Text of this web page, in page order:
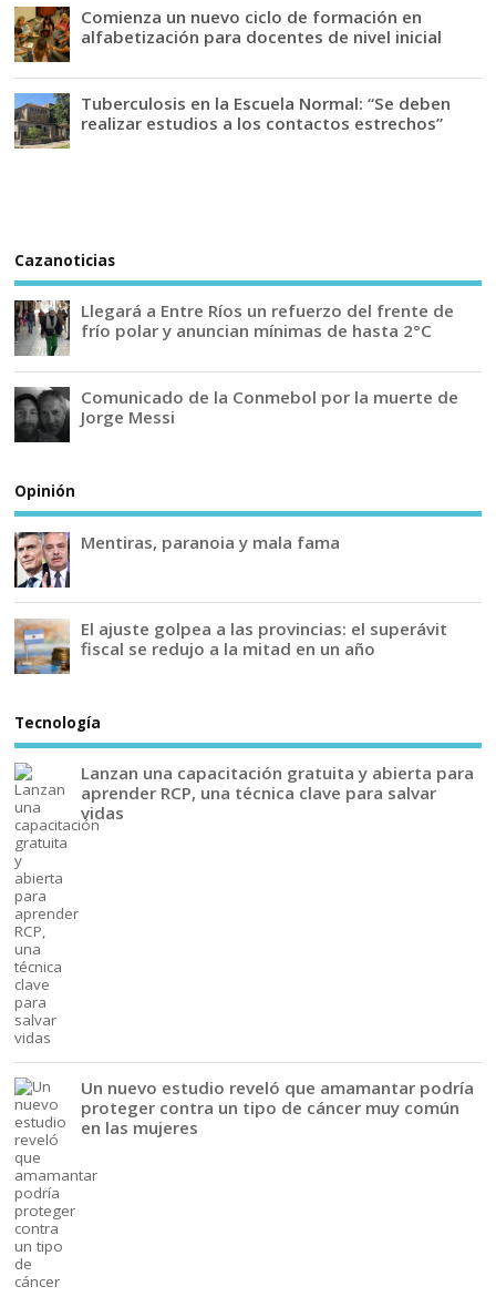
Comienza un nuevo ciclo de formación en
alfabetización para docentes de nivel inicial
Tuberculosis en la Escuela Normal: “Se deben
realizar estudios a los contactos estrechos”
Cazanoticias
Llegará a Entre Ríos un refuerzo del frente de
frío polar y anuncian mínimas de hasta 2°C
Comunicado de la Conmebol por la muerte de
Jorge Messi
Opinión
Mentiras, paranoia y mala fama
El ajuste golpea a las provincias: el superávit
fiscal se redujo a la mitad en un año
Tecnología
Lanzan una capacitación gratuita y abierta para
aprender RCP, una técnica clave para salvar
vidas
Un nuevo estudio reveló que amamantar podría
proteger contra un tipo de cáncer muy común
en las mujeres